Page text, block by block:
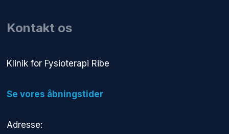
Kontakt os
​Klinik for Fysioterapi Ribe
​Se vores åbningstider
Adresse: